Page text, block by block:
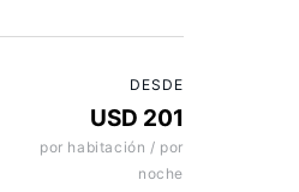
DESDE
USD 201
por habitación / por
noche